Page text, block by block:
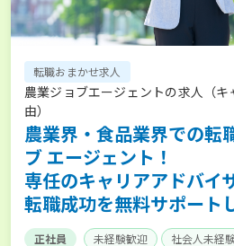
転職おまかせ求人
農業ジョブエージェントの求人（
由）
農業界・食品業界での転
ブ エージェント！
専任のキャリアアドバイ
転職成功を無料サポート
正社員 未経験歓迎 社会人未経